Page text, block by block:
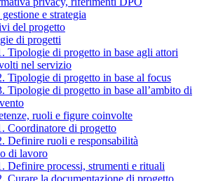
e strategia
del progetto
di progetti
Tipologie di progetto in base agli attori
nel servizio
Tipologie di progetto in base al focus
Tipologie di progetto in base all’ambito di
ruoli e figure coinvolte
Coordinatore di progetto
Definire ruoli e responsabilità
di lavoro
Definire processi, strumenti e rituali
Curare la documentazione di progetto